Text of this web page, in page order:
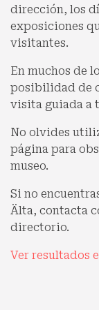
dirección, los
exposiciones
visitantes.
En muchos de
posibilidad de
visita guiada a
No olvides
página para
museo.
Si no
Älta, contacta
directorio.
Ver resultados